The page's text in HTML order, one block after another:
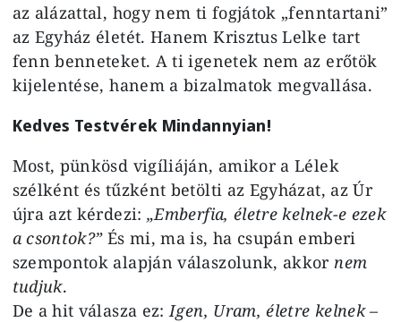
az alázattal, hogy nem ti fogjátok „fenntartani”
az Egyház életét. Hanem Krisztus Lelke tart
fenn benneteket. A ti igenetek nem az erőtök
kijelentése, hanem a bizalmatok megvallása.
Kedves Testvérek Mindannyian!
Most, pünkösd vigíliáján, amikor a Lélek
szélként és tűzként betölti az Egyházat, az Úr
újra azt kérdezi: „Emberfia, életre kelnek-e ezek
a csontok?” És mi, ma is, ha csupán emberi
szempontok alapján válaszolunk, akkor nem
tudjuk.
De a hit válasza ez: Igen, Uram, életre kelnek–